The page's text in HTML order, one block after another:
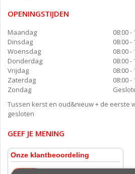
OPENINGSTIJDEN
Maandag
08:00 -
Dinsdag
08:00 -
Woensdag
08:00 -
Donderdag
08:00 -
Vrijdag
08:00 -
Zaterdag
08:00 -
Zondag
Tussen kerst en oud&nieuw + de eerste
gesloten
GEEF JE MENING